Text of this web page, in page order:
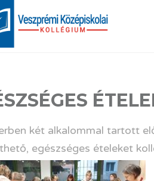
két alkalommal tartott
egészséges ételeket